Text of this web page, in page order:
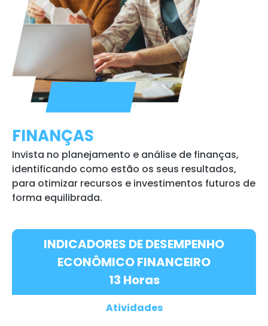
FINANÇAS
Invista no planejamento e análise de finanças,
identificando como estão os seus resultados,
para otimizar recursos e investimentos futuros de
forma equilibrada.
INDICADORES DE DESEMPENHO
ECONÔMICO FINANCEIRO
13 Horas
Atividades